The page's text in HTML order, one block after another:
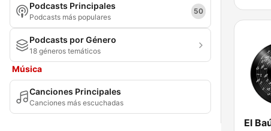
Podcasts Principales
Podcasts más populares
50
Podcasts por Género
18 géneros temáticos
Música
Canciones Principales
Canciones más escuchadas